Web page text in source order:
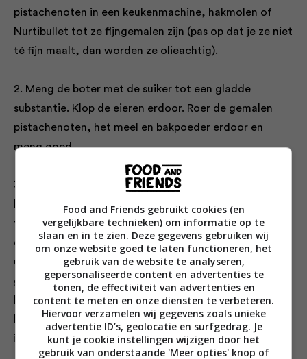
pistachenoten in een keukenmachine, hakmolen of
Nurtibullet tot ze fijngemalen zijn (pas op dat je ze niet
té fijn maalt, dan worden ze olieachtig).
2. Meng de boter met de suiker tot een gladde
substantie. Klop de eieren erdoor. Roer de gemalen
pistachenoten, het meel en bakpoeder erdoor en
meng goed.
3. Giet het taartbeslag in de voorbereide taartvorm en
leg de bramen erbovenop. Zet 25 minuten in de oven,
tot de taart is gerezen en stevig aanvoelt. Een spies
die je in een stuk zonder bramen prikt moet er schoon
uit komen. Geen paniek als de taart is gerezen als een
glanzende lappendeken die al je bramen bedekt. Deze
kans is het grootst als je kleine bramen gebruikt, maar
het heeft geen invloed op de smaak, want ze zitten er
immers alsnog in.
Food and Friends gebruikt cookies (en
vergelijkbare technieken) om informatie op te
slaan en in te zien. Deze gegevens gebruiken wij
om onze website goed te laten functioneren, het
gebruik van de website te analyseren,
gepersonaliseerde content en advertenties te
tonen, de effectiviteit van advertenties en
content te meten en onze diensten te verbeteren.
Hiervoor verzamelen wij gegevens zoals unieke
advertentie ID’s, geolocatie en surfgedrag. Je
kunt je cookie instellingen wijzigen door het
gebruik van onderstaande 'Meer opties' knop of